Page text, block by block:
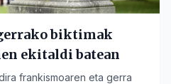
biktimak
ekitaldi batean
frankismoaren eta gerra